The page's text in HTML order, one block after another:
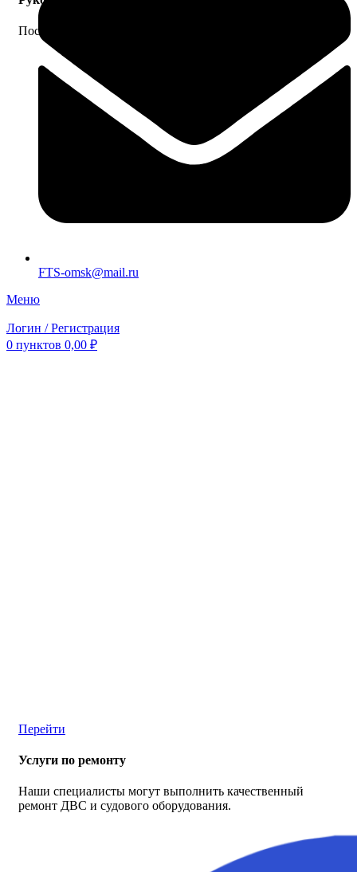
FTS-omsk@mail.ru
Меню
Логин / Регистрация
0 пунктов 0,00 ₽
Посмотрите руководства к ДВС и другому оборудованию.
Перейти
Услуги по ремонту
Наши специалисты могут выполнить качественный
ремонт ДВС и судового оборудования.